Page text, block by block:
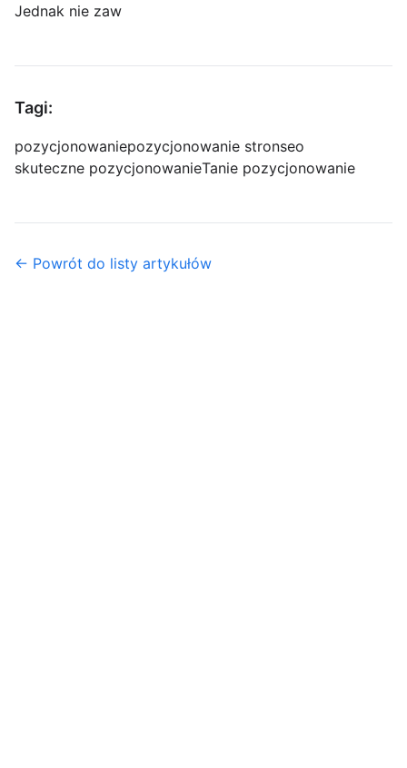
Jednak nie zaw
Tagi:
pozycjonowaniepozycjonowanie stronseo
skuteczne pozycjonowanieTanie pozycjonowanie
← Powrót do listy artykułów